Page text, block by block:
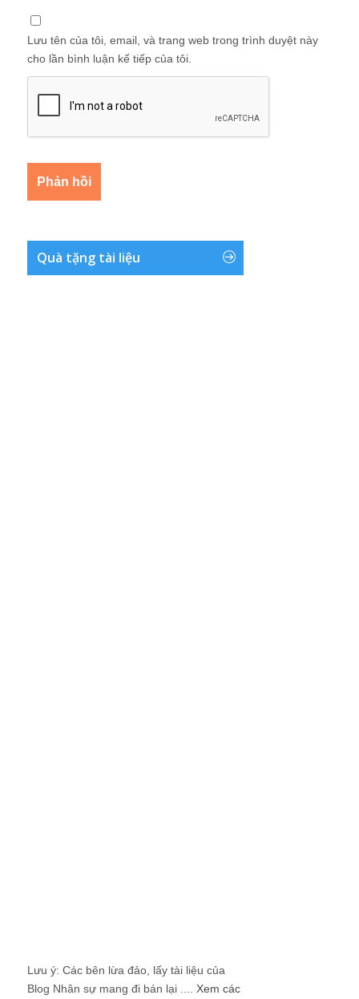
Lưu tên của tôi, email, và trang web trong trình duyệt này
cho lần bình luận kế tiếp của tôi.
Quà tặng tài liệu
Lưu ý: Các bên lừa đảo, lấy tài liệu của
Blog Nhân sự mang đi bán lại .... Xem các